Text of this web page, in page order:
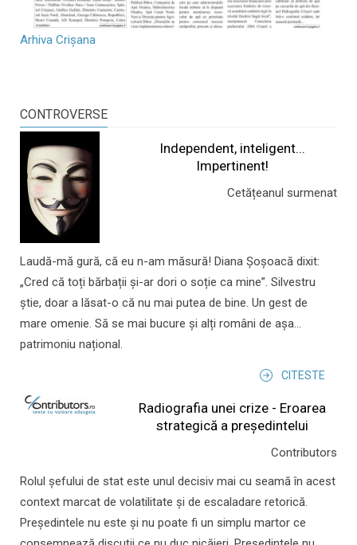
Arhiva Crișana
CONTROVERSE
Independent, inteligent...
Impertinent!
Cetățeanul surmenat
Laudă-mă gură, că eu n-am măsură! Diana Șoșoacă dixit:
„Cred că toți bărbații și-ar dori o soție ca mine”. Silvestru
știe, doar a lăsat-o că nu mai putea de bine. Un gest de
mare omenie. Să se mai bucure și alți români de așa...
patrimoniu național.
CITESTE
Radiografia unei crize - Eroarea
strategică a președintelui
Contributors
Rolul şefului de stat este unul decisiv mai cu seamă în acest
context marcat de volatilitate şi de escaladare retorică.
Preşedintele nu este şi nu poate fi un simplu martor ce